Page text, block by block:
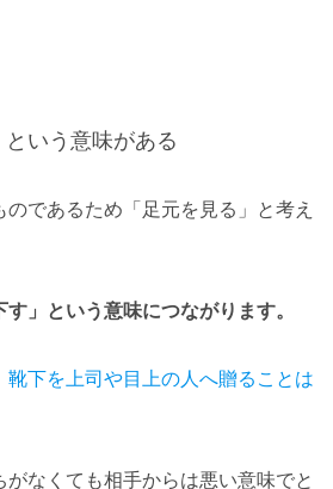
という意味がある
であるため「足元を見る」と考え
」という意味につながります。
靴下を上司や目上の人へ贈ることは
がなくても相手からは悪い意味でと